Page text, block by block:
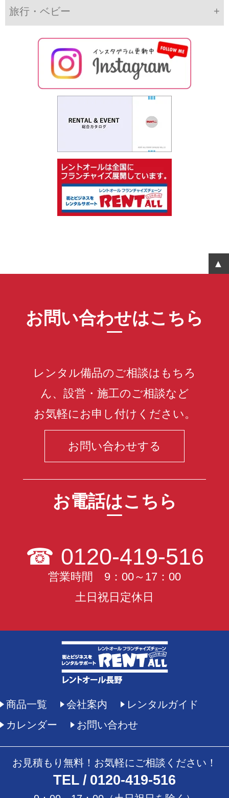
旅行・ベビー
お問い合わせはこちら
レンタル備品のご相談はもちろ
ん、設営・施工のご相談など
お気軽にお申し付けください。
お問い合わせする
お電話はこちら
☎ 0120-419-516
営業時間 9：00～17：00
土日祝日定休日
商品一覧 会社案内
レンタルガイド
カレンダー
お問い合わせ
お見積もり無料！お気軽にご相談ください！
TEL 0120-419-516